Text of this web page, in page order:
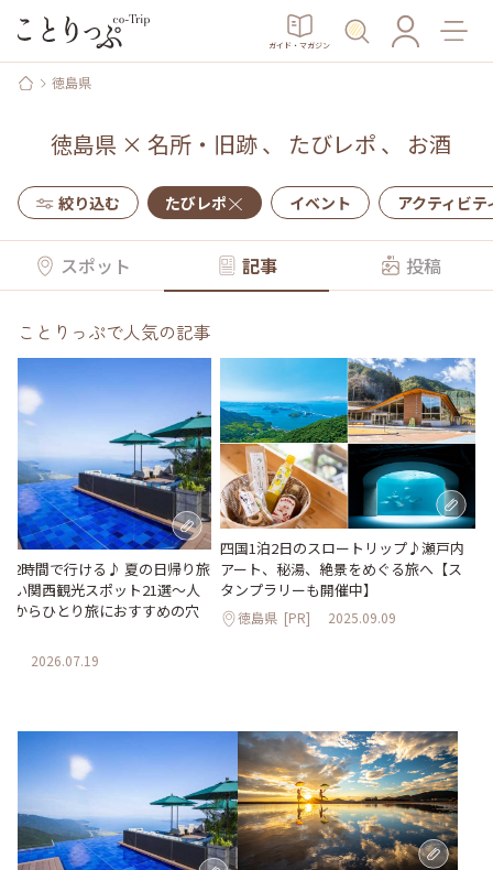
ガイド・マガジン
徳島県
徳島県 × 名所・旧跡、 たびレポ 、 お酒
絞り込む たびレポ イベント アクティビテ
スポット 記事 投稿
ことりっぷで人気の記事
2時間で行ける♪ 夏の日帰り旅
い関西観光スポット21選～人
からひとり旅におすすめの穴
2026.07.19
四国1泊2日のスロートリップ♪瀬戸内
アート、秘湯、絶景をめぐる旅へ【ス
タンプラリーも開催中】
徳島県 [PR] 2025.09.09